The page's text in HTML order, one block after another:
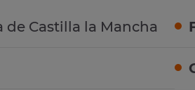
de Castilla la Mancha